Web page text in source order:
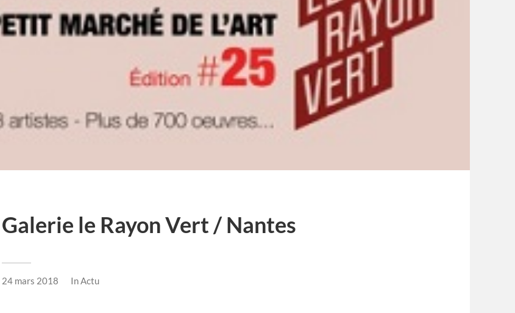
Galerie le Rayon Vert / Nantes
24 mars 2018 InActu